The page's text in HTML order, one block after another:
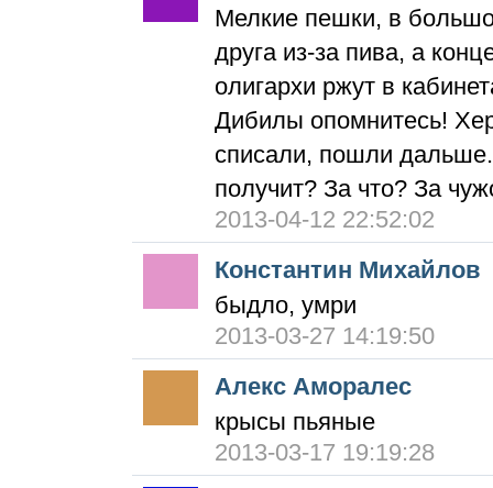
Мелкие пешки, в
друга из-за пива, а
олигархи ржут в
Дибилы опомнитесь!
списали, пошли
получит? За что? За
2013-04-12 22:52:02
Константин Михайлов
быдло, умри
2013-03-27 14:19:50
Алекс Аморалес
крысы пьяные
2013-03-17 19:19:28